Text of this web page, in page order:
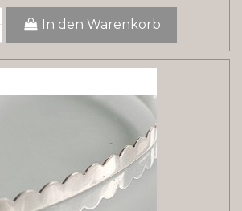
In den Warenkorb